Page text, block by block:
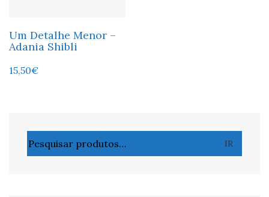
Um Detalhe Menor –
Adania Shibli
15,50€
por:
IR